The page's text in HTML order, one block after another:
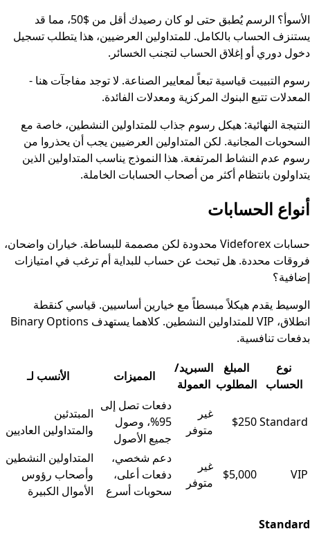
الأسوأ؟ الرسم يُطبق حتى لو كان رصيدك أقل من $50، مما قد
يستنزف الحساب بالكامل. للمتداولين العرضيين، هذا يتطلب تسجيل
دخول دوري أو إغلاق الحساب لتجنب الخسائر.
رسوم التبييت قياسية تبعاً لمعايير الصناعة. لا توجد مفاجآت هنا -
المعدلات تتبع البنوك المركزية ومعدلات الفائدة.
النتيجة النهائية: هيكل رسوم جذاب للمتداولين النشطين، خاصة مع
السحوبات المجانية. لكن المتداولين العرضيين يجب أن يحذروا من
رسوم عدم النشاط المرتفعة. هذا النموذج يناسب المتداولين الذين
يتداولون بانتظام أكثر من أصحاب الحسابات الخاملة.
أنواع الحسابات
حسابات Videforex محدودة لكن مصممة للبساطة. خياران واضحان،
فروقات محددة. هل تبحث عن حساب للبداية أم ترغب في امتيازات
إضافية؟
الوسيط يقدم هيكلاً مبسطاً مع خيارين أساسيين. قياسي كنقطة
انطلاق، VIP للمتداولين النشطين. كلاهما يستهدف Binary Options
بدفعات تنافسية.
نوع
الحساب
المبلغ
المطلوب
السبريد/
العمولة
المميزات الأنسب لـ
Standard
$250
غير
متوفر
دفعات تصل إلى
95%، وصول
جميع الأصول
المبتدئين
والمتداولين العاديين
VIP
$5,000
غير
متوفر
دعم شخصي،
دفعات أعلى،
سحوبات أسرع
المتداولين النشطين
وأصحاب رؤوس
الأموال الكبيرة
Standard